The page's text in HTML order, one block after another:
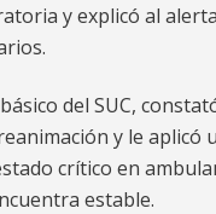
y explicó al
del SUC,
y le
crítico en
estable.